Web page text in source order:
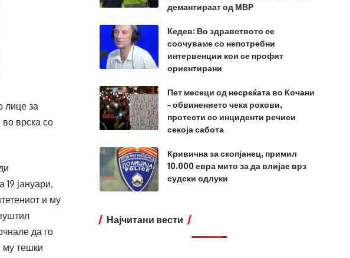
лице за
во врска со
јануари,
и му
да го
му тешки
демантираат од МВР
Кедев: Во здравството се
соочуваме со непотребни
интервенции кои се профит
ориентирани
Пет месеци од несреќата во Кочани
– обвинението чека рокови,
протести со инциденти речиси
секоја сабота
Кривична за скопјанец, примил
10.000 евра мито за да влијае врз
судски одлуки
Најчитани вести